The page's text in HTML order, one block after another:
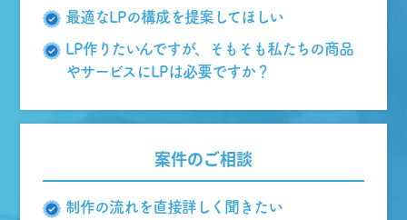
最適なLPの構成を提案してほしい
LP作りたいんですが、そもそも私たちの商品
やサービスにLPは必要ですか？
案件のご相談
制作の流れを直接詳しく聞きたい